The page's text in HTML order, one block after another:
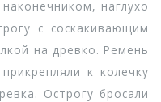
наглухо
с соскакивающим
на древко. Ремень
к колечку
Острогу бросали